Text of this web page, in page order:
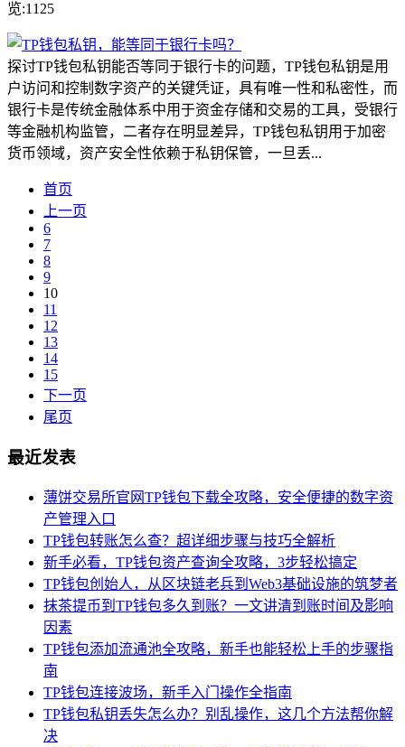
览:1125
探讨TP钱包私钥能否等同于银行卡的问题，TP钱包私钥是用
户访问和控制数字资产的关键凭证，具有唯一性和私密性，而
银行卡是传统金融体系中用于资金存储和交易的工具，受银行
等金融机构监管，二者存在明显差异，TP钱包私钥用于加密
货币领域，资产安全性依赖于私钥保管，一旦丢...
首页
上一页
6
7
8
9
10
11
12
13
14
15
下一页
尾页
最近发表
薄饼交易所官网TP钱包下载全攻略，安全便捷的数字资
产管理入口
TP钱包转账怎么查？超详细步骤与技巧全解析
新手必看，TP钱包资产查询全攻略，3步轻松搞定
TP钱包创始人，从区块链老兵到Web3基础设施的筑梦者
抹茶提币到TP钱包多久到账？一文讲清到账时间及影响
因素
TP钱包添加流通池全攻略，新手也能轻松上手的步骤指
南
TP钱包连接波场，新手入门操作全指南
TP钱包私钥丢失怎么办？别乱操作，这几个方法帮你解
决